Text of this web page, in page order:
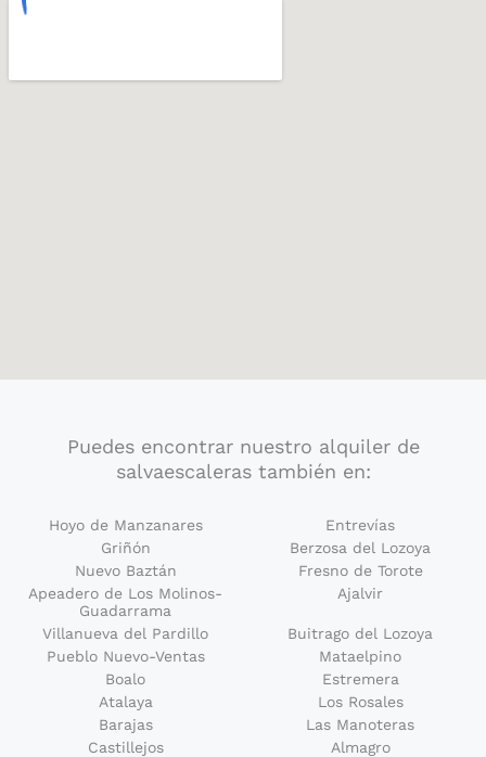
Puedes encontrar nuestro alquiler de
salvaescaleras también en:
Hoyo de Manzanares
Entrevías
Griñón
Berzosa del Lozoya
Nuevo Baztán
Fresno de Torote
Apeadero de Los Molinos-
Guadarrama
Ajalvir
Villanueva del Pardillo
Buitrago del Lozoya
Pueblo Nuevo-Ventas
Mataelpino
Boalo
Estremera
Atalaya
Los Rosales
Barajas
Las Manoteras
Castillejos
Almagro